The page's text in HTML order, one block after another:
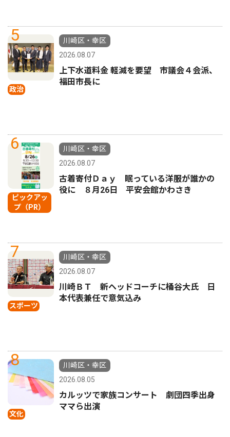
5
政治
川崎区・幸区
2026.08.07
上下水道料金 軽減を要望 市議会４会派、
福田市長に
6
ピックアッ
プ（PR）
川崎区・幸区
2026.08.07
古着寄付Ｄａｙ 眠っている洋服が誰かの
役に ８月26日 平安会館かわさき
7
スポーツ
川崎区・幸区
2026.08.07
川崎ＢＴ 新ヘッドコーチに桶谷大氏 日
本代表兼任で意気込み
8
文化
川崎区・幸区
2026.08.05
カルッツで家族コンサート 劇団四季出身
ママら出演